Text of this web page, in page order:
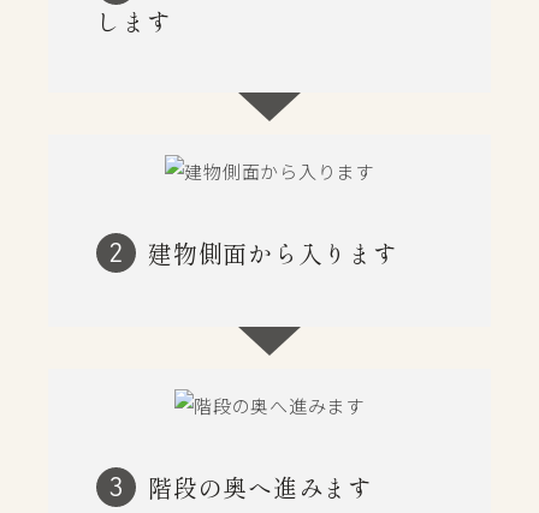
します
2 建物側面から入ります
3 階段の奥へ進みます